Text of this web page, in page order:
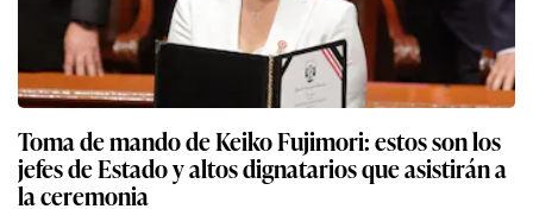
Toma de mando de Keiko Fujimori: estos son los
jefes de Estado y altos dignatarios que asistirán a
la ceremonia